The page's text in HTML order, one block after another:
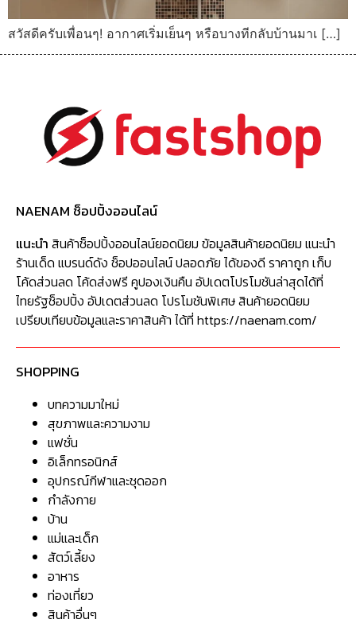
สวัสดีครับเพื่อนๆ! อากาศเริ่มเย็นๆ หรือบางทีกลับบ้านมาเ […]
NAENAM ช็อปปิ้งออนไลน์
แนะนำ สินค้าช็อปปิ้งออนไลน์ยอดนิยม ข้อมูลสินค้ายอดนิยม แนะนำ
ร้านเด็ด แบรนด์ดัง ช็อปออนไลน์ ปลอดภัย ได้ของดี ราคาถูก เก็บ
โค้ดส่วนลด โค้ดส่งฟรี คูปองเงินคืน อัปเดตโปรโมชันล่าสุดได้ที่
ไทยรัฐช็อปปิ้ง อัปเดตส่วนลด โปรโมชันพิเศษ สินค้ายอดนิยม
เปรียบเทียบข้อมูลและราคาสินค้า ได้ที่ https://naenam.com/
SHOPPING
บทความมาใหม่
สุขภาพและความงาม
แฟชั่น
อิเล็กทรอนิกส์
อุปกรณ์กีฬาและชุดออก
กำลังกาย
บ้าน
แม่และเด็ก
สัตว์เลี้ยง
อาหาร
ท่องเที่ยว
สินค้าอื่นๆ